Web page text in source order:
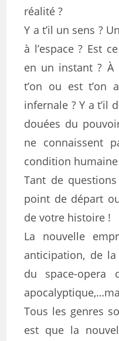
réalité ?
Y a t’il un sens ?
à l’espace ? Est
en un instant ? À
t’on ou est t’on
infernale ? Y a t’il
douées du
ne connaissent
condition humaine
Tant de
point de départ
de votre histoire !
La nouvelle
anticipation, de la
du space-
Tous les genres
est que la